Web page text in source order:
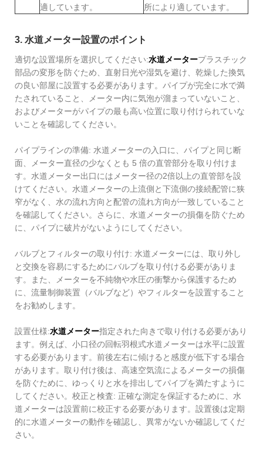
適しています。 所により適しています。
3. 水道メーター設置のポイント
適切な設置場所を選択してください:水道メータープラスチック
部品の変形を防ぐため、直射日光や湿気を避け、乾燥した換気
の良い部屋に設置する必要があります。パイプが完全に水で満
たされていること、メーター内に気泡が溜まっていないこと、
およびメーターがパイプの最も高い位置に取り付けられていな
いことを確認してください。
パイプラインの準備: 水道メーターの入口に、パイプと同じ断
面、メーター直径の少なくとも 5 倍の直管部分を取り付けま
す。水道メーター出口にはメーター径の2倍以上の直管部を設
けてください。水道メーターの上流側と下流側の接続配管に狭
窄がなく、水の流れ方向と配管の流れ方向が一致していること
を確認してください。さらに、水道メーターの損傷を防ぐため
に、パイプに破片がないようにしてください。
バルブとフィルターの取り付け: 水道メーターには、取り外し
と交換を容易にするためにバルブを取り付ける必要がありま
す。また、メーターを不純物や水圧の衝撃から保護するため
に、流量制御装置（バルブなど）やフィルターを設置すること
をお勧めします。
設置仕様:水道メーター指定された向きで取り付ける必要があり
ます。例えば、小口径の回転羽根式水道メーターは水平に設置
する必要があります。前後左右に傾けると感度が低下する場合
があります。取り付け後は、高速空気流によるメーターの損傷
を防ぐために、ゆっくりと水を排出してパイプを満たすように
してください。校正と検査: 正確な測定を保証するために、水
道メーターは設置前に校正する必要があります。設置後は定期
的に水道メーターの動作を確認し、異常がないか確認してくだ
さい。